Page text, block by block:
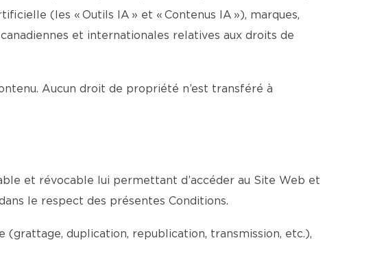
(les « Outils IA » et « Contenus IA »), marques,
et internationales relatives aux droits de
Aucun droit de propriété n’est transféré à
et révocable lui permettant d’accéder au Site Web et
le respect des présentes Conditions.
duplication, republication, transmission, etc.),